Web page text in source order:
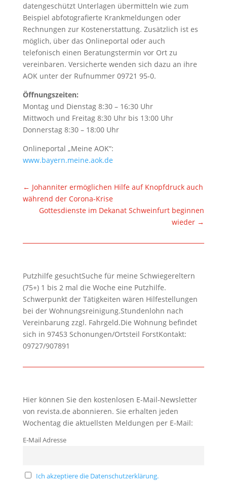
datengeschützt Unterlagen übermitteln wie zum
Beispiel abfotografierte Krankmeldungen oder
Rechnungen zur Kostenerstattung. Zusätzlich ist es
möglich, über das Onlineportal oder auch
telefonisch einen Beratungstermin vor Ort zu
vereinbaren. Versicherte wenden sich dazu an ihre
AOK unter der Rufnummer 09721 95-0.
Öffnungszeiten:
Montag und Dienstag 8:30 – 16:30 Uhr
Mittwoch und Freitag 8:30 Uhr bis 13:00 Uhr
Donnerstag 8:30 – 18:00 Uhr
Onlineportal „Meine AOK“:
www.bayern.meine.aok.de
← Johanniter ermöglichen Hilfe auf Knopfdruck auch
während der Corona-Krise
Gottesdienste im Dekanat Schweinfurt beginnen
wieder →
Putzhilfe gesuchtSuche für meine Schwiegereltern
(75+) 1 bis 2 mal die Woche eine Putzhilfe.
Schwerpunkt der Tätigkeiten wären Hilfestellungen
bei der Wohnungsreinigung.Stundenlohn nach
Vereinbarung zzgl. Fahrgeld.Die Wohnung befindet
sich in 97453 Schonungen/Ortsteil ForstKontakt:
09727/907891
Hier können Sie den kostenlosen E-Mail-Newsletter
von revista.de abonnieren. Sie erhalten jeden
Wochentag die aktuellsten Meldungen per E-Mail:
E-Mail Adresse
Ich akzeptiere die Datenschutzerklärung.